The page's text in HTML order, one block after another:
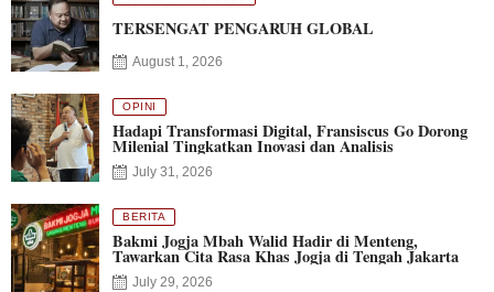
TERSENGAT PENGARUH GLOBAL
August 1, 2026
OPINI
Hadapi Transformasi Digital, Fransiscus Go Dorong
Milenial Tingkatkan Inovasi dan Analisis
July 31, 2026
BERITA
Bakmi Jogja Mbah Walid Hadir di Menteng,
Tawarkan Cita Rasa Khas Jogja di Tengah Jakarta
July 29, 2026